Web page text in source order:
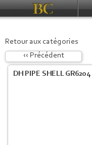
Retour aux catégories
‹‹ Précédent
DH PIPE SHELL GR6204